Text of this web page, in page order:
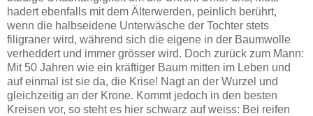
hadert ebenfalls mit dem Älterwerden, peinlich berührt,
wenn die halbseidene Unterwäsche der Tochter stets
filigraner wird, während sich die eigene in der Baumwolle
verheddert und immer grösser wird. Doch zurück zum Mann:
Mit 50 Jahren wie ein kräftiger Baum mitten im Leben und
auf einmal ist sie da, die Krise! Nagt an der Wurzel und
gleichzeitig an der Krone. Kommt jedoch in den besten
Kreisen vor, so steht es hier schwarz auf weiss: Bei reifen